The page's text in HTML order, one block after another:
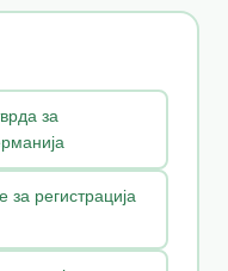
за
регистрација